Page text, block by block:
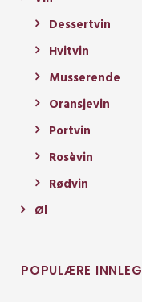
Dessertvin
Hvitvin
Musserende
Oransjevin
Portvin
Rosèvin
Rødvin
Øl
POPULÆRE